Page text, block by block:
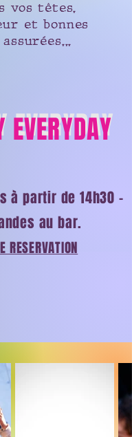
vos têtes.
et bonnes
assurées...
EVERYDAY
à partir de 14h30 -
au bar.
RESERVATION